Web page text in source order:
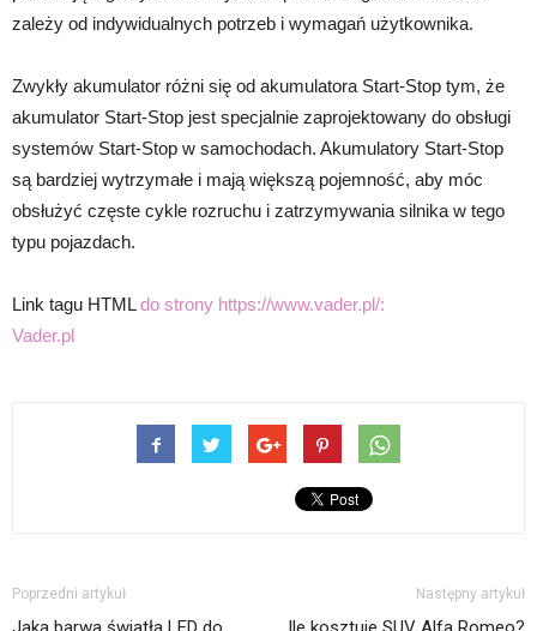
zależy od indywidualnych potrzeb i wymagań użytkownika.
Zwykły akumulator różni się od akumulatora Start-Stop tym, że
akumulator Start-Stop jest specjalnie zaprojektowany do obsługi
systemów Start-Stop w samochodach. Akumulatory Start-Stop
są bardziej wytrzymałe i mają większą pojemność, aby móc
obsłużyć częste cykle rozruchu i zatrzymywania silnika w tego
typu pojazdach.
Link tagu HTMLdo strony https://www.vader.pl/:
Vader.pl
Poprzedni artykuł Następny artykuł